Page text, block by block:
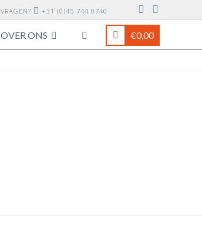
VRAGEN? +31 (0)45 744 0740
OVER ONS €0,00